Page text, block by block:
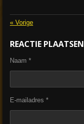
« Vorige
REACTIE PLAATSEN
Naam *
E-mailadres *